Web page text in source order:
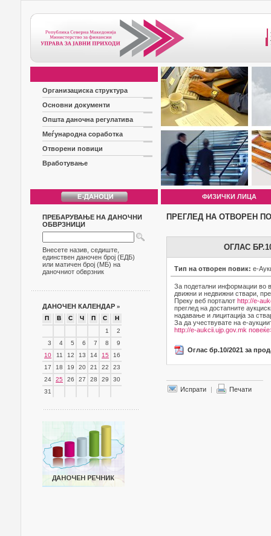
Организациска структура
Основни документи
Општа даночна регулатива
Меѓународна соработка
Отворени повици
Вработување
ФИЗИЧКИ ЛИЦА
ПРЕБАРУВАЊЕ НА ДАНОЧНИ
ОБВРЗНИЦИ
Внесете назив, седиште,
единствен даночен број (ЕДБ)
или матичен број (МБ) на
даночниот обврзник
ДАНОЧЕН КАЛЕНДАР »
П В С Ч П С
Н
1
2
3
4 5 6 7 8
9
10
11 12 13 14 15
16
17
18 19 20 21 22
23
24
25 26 27 28 29
30
31
ПРЕГЛЕД НА ОТВОРЕН
ОГЛАС
Тип на отворен повик: е-
За подетални информации во
движни и недвижни ствари,
Преку веб порталот http://e-
преглед на достапните
надавање и лицитација за
За да учествувате на е-
http://e-aukcii.ujp.gov.mk
Оглас бр.10/2021 за
Испрати | Печати